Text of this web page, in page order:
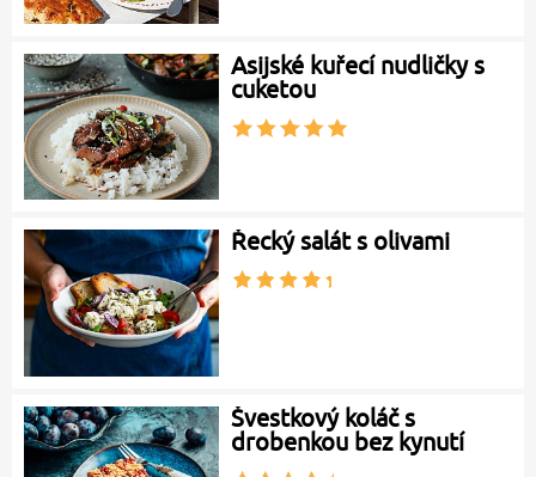
Asijské kuřecí nudličky s
cuketou
Řecký salát s olivami
Švestkový koláč s
drobenkou bez kynutí